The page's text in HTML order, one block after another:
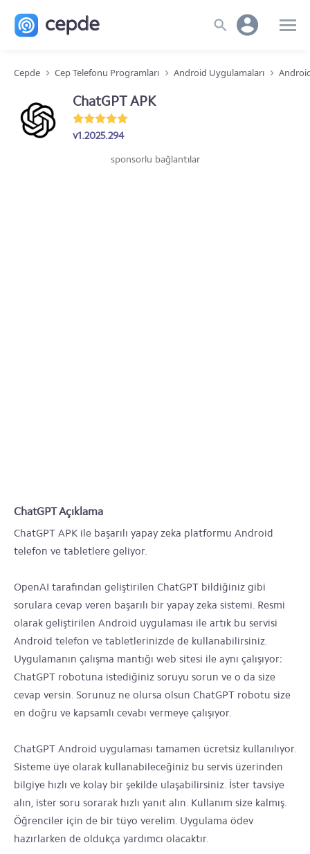
Cepde Cep Telefonu Programları Android Uygulamaları
ChatGPT APK
v1.2025.294
sponsorlu bağlantılar
ChatGPT Açıklama
ChatGPT APK ile başarılı yapay zeka platformu Android
telefon ve tabletlere geliyor.
OpenAI tarafından geliştirilen ChatGPT bildiğiniz gibi
sorulara cevap veren başarılı bir yapay zeka sistemi. Resmi
olarak geliştirilen Android uygulaması ile artık bu servisi
Android telefon ve tabletlerinizde de kullanabilirsiniz.
Uygulamanın çalışma mantığı web sitesi ile aynı çalışıyor:
ChatGPT robotuna istediğiniz soruyu sorun ve o da size
cevap versin. Sorunuz ne olursa olsun ChatGPT robotu size
en doğru ve kapsamlı cevabı vermeye çalışıyor.
ChatGPT Android uygulaması tamamen ücretsiz kullanılıyor.
Sisteme üye olarak kullanabileceğiniz bu servis üzerinden
bilgiye hızlı ve kolay bir şekilde ulaşabilirsiniz. İster tavsiye
alın, ister soru sorarak hızlı yanıt alın. Kullanım size kalmış.
Öğrenciler için de bir tüyo verelim. Uygulama ödev
hazırlarken de oldukça yardımcı olacaktır.